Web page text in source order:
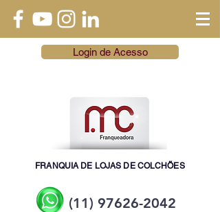
Login de Acesso
FRANQUIA DE LOJAS DE COLCHÕES
(11) 97626-2042